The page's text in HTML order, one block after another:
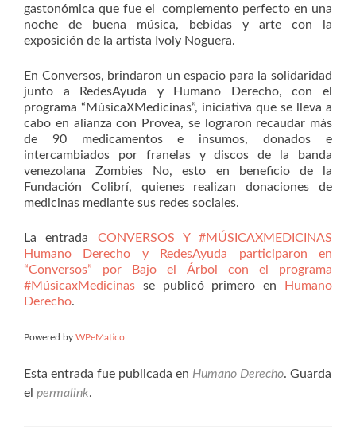
gastonómica que fue el complemento perfecto en una
noche de buena música, bebidas y arte con la
exposición de la artista Ivoly Noguera.
En Conversos, brindaron un espacio para la solidaridad
junto a RedesAyuda y Humano Derecho, con el
programa “MúsicaXMedicinas”, iniciativa que se lleva a
cabo en alianza con Provea, se lograron recaudar más
de 90 medicamentos e insumos, donados e
intercambiados por franelas y discos de la banda
venezolana Zombies No, esto en beneficio de la
Fundación Colibrí, quienes realizan donaciones de
medicinas mediante sus redes sociales.
La entrada CONVERSOS Y #MÚSICAXMEDICINAS
Humano Derecho y RedesAyuda participaron en
“Conversos” por Bajo el Árbol con el programa
#MúsicaxMedicinas se publicó primero en
Humano
Derecho.
Powered by WPeMatico
Esta entrada fue publicada en Humano Derecho. Guarda
el permalink.